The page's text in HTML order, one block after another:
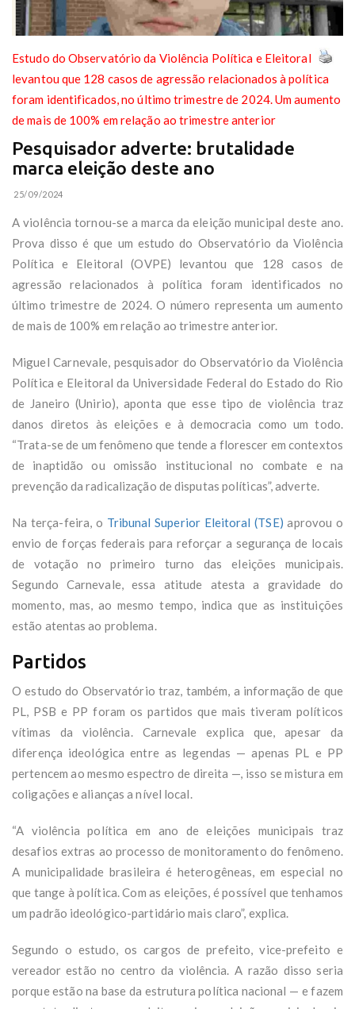
Estudo do Observatório da Violência Política e Eleitoral
levantou que 128 casos de agressão relacionados à política
foram identificados, no último trimestre de 2024. Um aumento
de mais de 100% em relação ao trimestre anterior
Pesquisador adverte: brutalidade
marca eleição deste ano
25/09/2024
A violência tornou-se a marca da eleição municipal deste ano.
Prova disso é que um estudo do Observatório da Violência
Política e Eleitoral (OVPE) levantou que 128 casos de
agressão relacionados à política foram identificados no
último trimestre de 2024. O número representa um aumento
de mais de 100% em relação ao trimestre anterior.
Miguel Carnevale, pesquisador do Observatório da Violência
Política e Eleitoral da Universidade Federal do Estado do Rio
de Janeiro (Unirio), aponta que esse tipo de violência traz
danos diretos às eleições e à democracia como um todo.
“Trata-se de um fenômeno que tende a florescer em contextos
de inaptidão ou omissão institucional no combate e na
prevenção da radicalização de disputas políticas”, adverte.
Na terça-feira, o Tribunal Superior Eleitoral (TSE) aprovou o
envio de forças federais para reforçar a segurança de locais
de votação no primeiro turno das eleições municipais.
Segundo Carnevale, essa atitude atesta a gravidade do
momento, mas, ao mesmo tempo, indica que as instituições
estão atentas ao problema.
Partidos
O estudo do Observatório traz, também, a informação de que
PL, PSB e PP foram os partidos que mais tiveram políticos
vítimas da violência. Carnevale explica que, apesar da
diferença ideológica entre as legendas — apenas PL e PP
pertencem ao mesmo espectro de direita —, isso se mistura em
coligações e alianças a nível local.
“A violência política em ano de eleições municipais traz
desafios extras ao processo de monitoramento do fenômeno.
A municipalidade brasileira é heterogêneas, em especial no
que tange à política. Com as eleições, é possível que tenhamos
um padrão ideológico-partidário mais claro”, explica.
Segundo o estudo, os cargos de prefeito, vice-prefeito e
vereador estão no centro da violência. A razão disso seria
porque estão na base da estrutura política nacional — e fazem